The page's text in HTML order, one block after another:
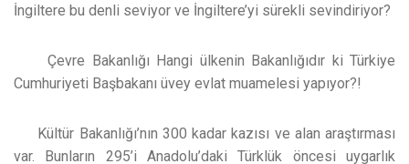
İngiltere bu denli seviyor ve İngiltere’yi sürekli sevindiriyor?
Çevre Bakanlığı Hangi ülkenin Bakanlığıdır ki Türkiye
Cumhuriyeti Başbakanı üvey evlat muamelesi yapıyor?!
Kültür Bakanlığı’nın 300 kadar kazısı ve alan araştırması
var. Bunların 295’i Anadolu’daki Türklük öncesi uygarlık